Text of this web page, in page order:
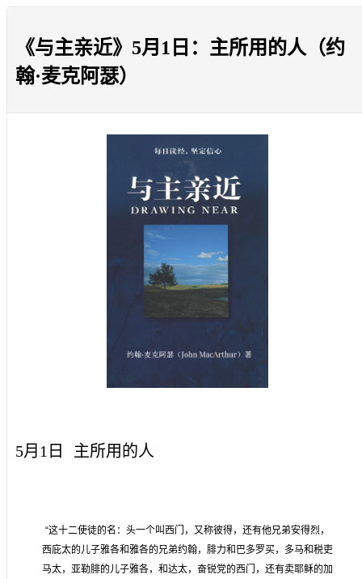
《与主亲近》5月1日：主所用的人（约
翰·麦克阿瑟）
5月1日 主所用的人
“这十二使徒的名：头一个叫西门，又称彼得，还有他兄弟安得烈，
西庇太的儿子雅各和雅各的兄弟约翰，腓力和巴多罗买，多马和税吏
马太，亚勒腓的儿子雅各，和达太，奋锐党的西门，还有卖耶稣的加